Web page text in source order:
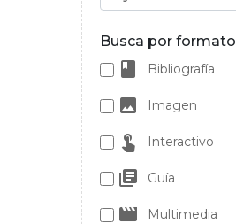
Busca por formato
Bibliografía
Imagen
Interactivo
Guía
Multimedia